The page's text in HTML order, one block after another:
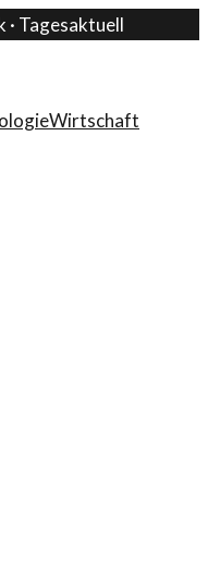
· Tagesaktuell
Wirtschaft